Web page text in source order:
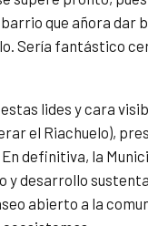
que añora dar
Sería fantástico
lides y cara
el Riachuelo),
definitiva, la
y desarrollo
abierto a la